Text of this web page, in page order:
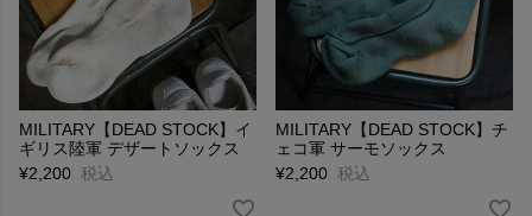
MILITARY【DEAD STOCK】イ
ギリス陸軍 デザートソックス
¥2,200 税込
MILITARY【DEAD STOCK】チ
ェコ軍 サーモソックス
¥2,200 税込